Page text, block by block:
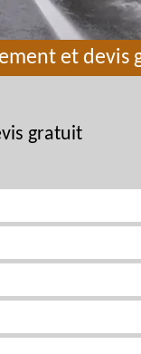
et devis
gratuit